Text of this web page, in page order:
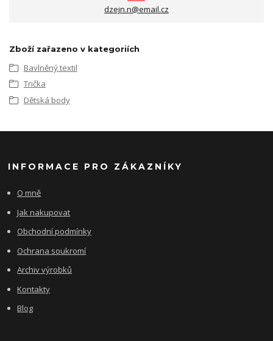
dzejn.n@email.cz
Zboží zařazeno v kategoriích
Bavlněný textil
Trička
Dětská body
INFORMACE PRO ZÁKAZNÍKY
O mně
Jak nakupovat
Obchodní podmínky
Ochrana soukromí
Archiv výrobků
Kontakty
Blog